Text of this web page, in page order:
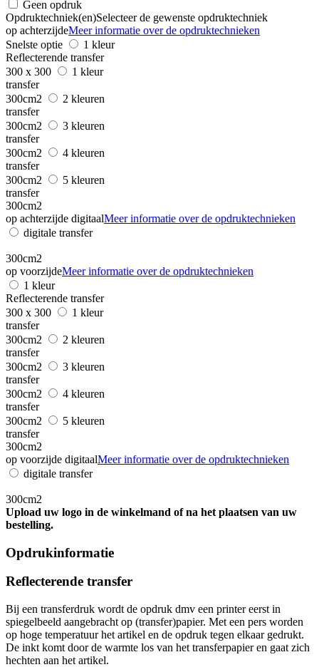
Geen opdruk
Opdruktechniek(en)Selecteer de gewenste opdruktechniek
op achterzijdeMeer informatie over de opdruktechnieken
Snelste optie
1 kleur
Reflecterende transfer
300 x 300
1 kleur
transfer
300cm2
2 kleuren
transfer
300cm2
3 kleuren
transfer
300cm2
4 kleuren
transfer
300cm2
5 kleuren
transfer
300cm2
op achterzijde digitaalMeer informatie over de opdruktechnieken
digitale transfer
300cm2
op voorzijdeMeer informatie over de opdruktechnieken
1 kleur
Reflecterende transfer
300 x 300
1 kleur
transfer
300cm2
2 kleuren
transfer
300cm2
3 kleuren
transfer
300cm2
4 kleuren
transfer
300cm2
5 kleuren
transfer
300cm2
op voorzijde digitaalMeer informatie over de opdruktechnieken
digitale transfer
300cm2
Upload uw logo in de winkelmand of na het plaatsen van uw
bestelling.
Opdrukinformatie
Reflecterende transfer
Bij een transferdruk wordt de opdruk dmv een printer eerst in
spiegelbeeld aangebracht op (transfer)papier. Met een pers worden
op hoge temperatuur het artikel en de opdruk tegen elkaar gedrukt.
De inkt komt door de warmte los van het transferpapier en gaat zich
hechten aan het artikel.